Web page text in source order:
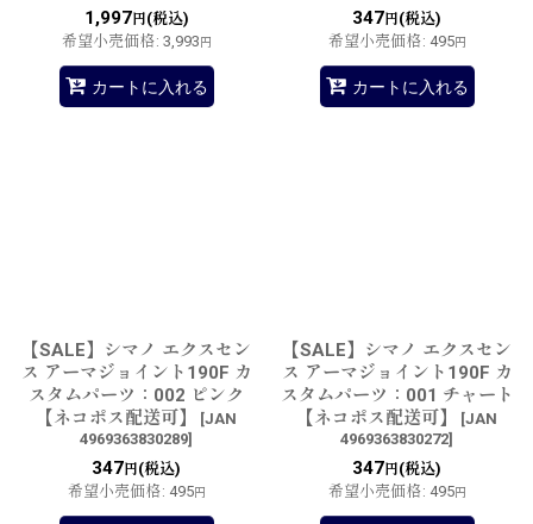
1,997円(税込)
希望小売価格: 3,993 円
カートに入れる
347 円(税込)
希望小売価格: 495円
カートに入れる
【SALE】シマノ エクスセン
ス アーマジョイント190F カ
スタムパーツ：002 ピンク
【ネコポス配送可】
[JAN
4969363830289]
347 円(税込)
希望小売価格: 495円
【SALE】シマノ エクスセン
ス アーマジョイント190F カ
スタムパーツ：001 チャート
【ネコポス配送可】
[JAN
4969363830272]
347 円(税込)
希望小売価格: 495円